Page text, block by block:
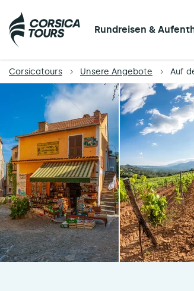
Rundreisen &
Corsicatours Unsere Angebote Auf